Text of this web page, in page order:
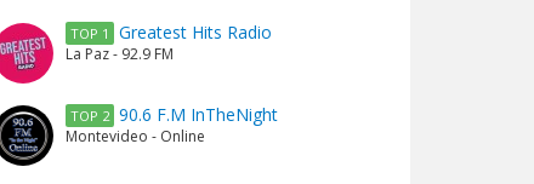
TOP 1 Greatest Hits Radio
La Paz - 92.9 FM
TOP 2 90.6 F.M InTheNight
Montevideo - Online